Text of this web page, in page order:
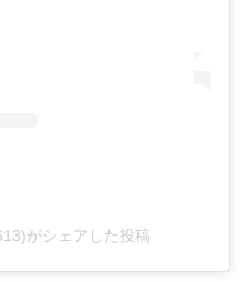
がシェアした投稿